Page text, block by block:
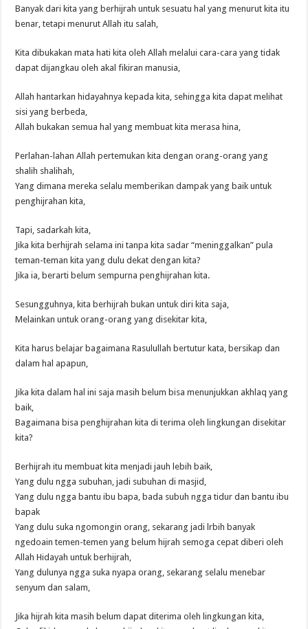
Banyak dari kita yang berhijrah untuk sesuatu hal yang menurut kita itu
benar, tetapi menurut Allah itu salah,
Kita dibukakan mata hati kita oleh Allah melalui cara-cara yang tidak
dapat dijangkau oleh akal fikiran manusia,
Allah hantarkan hidayahnya kepada kita, sehingga kita dapat melihat
sisi yang berbeda,
Allah bukakan semua hal yang membuat kita merasa hina,
Perlahan-lahan Allah pertemukan kita dengan orang-orang yang
shalih shalihah,
Yang dimana mereka selalu memberikan dampak yang baik untuk
penghijrahan kita,
Tapi, sadarkah kita,
Jika kita berhijrah selama ini tanpa kita sadar “meninggalkan” pula
teman-teman kita yang dulu dekat dengan kita?
Jika ia, berarti belum sempurna penghijrahan kita.
Sesungguhnya, kita berhijrah bukan untuk diri kita saja,
Melainkan untuk orang-orang yang disekitar kita,
Kita harus belajar bagaimana Rasulullah bertutur kata, bersikap dan
dalam hal apapun,
Jika kita dalam hal ini saja masih belum bisa menunjukkan akhlaq yang
baik,
Bagaimana bisa penghijrahan kita di terima oleh lingkungan disekitar
kita?
Berhijrah itu membuat kita menjadi jauh lebih baik,
Yang dulu ngga subuhan, jadi subuhan di masjid,
Yang dulu ngga bantu ibu bapa, bada subuh ngga tidur dan bantu ibu
bapak
Yang dulu suka ngomongin orang, sekarang jadi lrbih banyak
ngedoain temen-temen yang belum hijrah semoga cepat diberi oleh
Allah Hidayah untuk berhijrah,
Yang dulunya ngga suka nyapa orang, sekarang selalu menebar
senyum dan salam,
Jika hijrah kita masih belum dapat diterima oleh lingkungan kita,